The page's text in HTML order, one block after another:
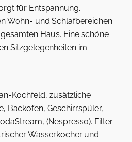
für Entspannung.
Wohn- und Schlafbereichen.
Haus. Eine schöne
Sitzgelegenheiten im
Kochfeld, zusätzliche
Backofen, Geschirrspüler,
(Nespresso). Filter-
Wasserkocher und